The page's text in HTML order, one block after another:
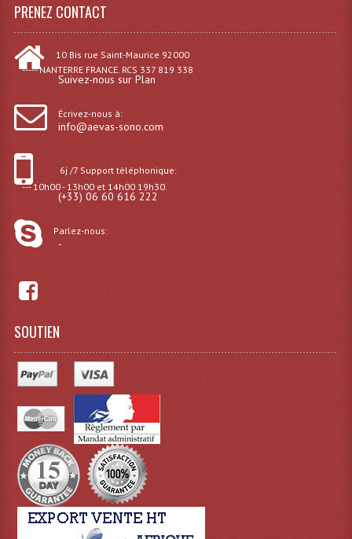
Cercle Struct SCC Carre
Cercle Struct Triangulaire290
Embases Pour Structure
Structure Echelle 290 Asd
Structure Et Angles Quatro Deco
Structures Carrées
PRENEZ CONTACT
10 Bis rue Saint-Maurice 92000
----- NANTERRE FRANCE. RCS 337 819 338
Suivez-nous sur Plan
Écrivez-nous à:
info@aevas-sono.com
6j /7 Support téléphonique:
--- 10h00 - 13h00 et 14h00 19h30.
(+33) 06 60 616 222
Parlez-nous:
-
SOUTIEN